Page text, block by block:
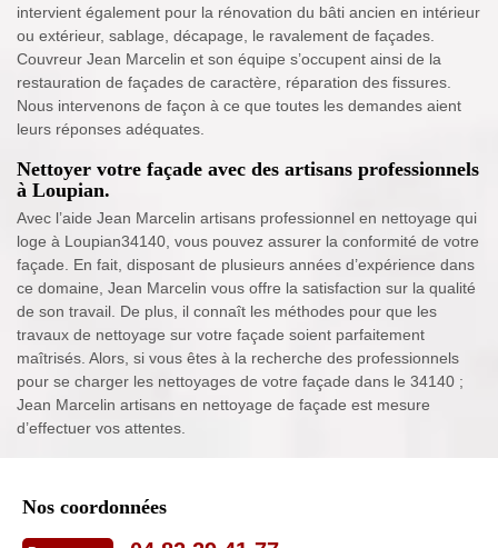
intervient également pour la rénovation du bâti ancien en intérieur
ou extérieur, sablage, décapage, le ravalement de façades.
Couvreur Jean Marcelin et son équipe s’occupent ainsi de la
restauration de façades de caractère, réparation des fissures.
Nous intervenons de façon à ce que toutes les demandes aient
leurs réponses adéquates.
Nettoyer votre façade avec des artisans professionnels
à Loupian.
Avec l’aide Jean Marcelin artisans professionnel en nettoyage qui
loge à Loupian34140, vous pouvez assurer la conformité de votre
façade. En fait, disposant de plusieurs années d’expérience dans
ce domaine, Jean Marcelin vous offre la satisfaction sur la qualité
de son travail. De plus, il connaît les méthodes pour que les
travaux de nettoyage sur votre façade soient parfaitement
maîtrisés. Alors, si vous êtes à la recherche des professionnels
pour se charger les nettoyages de votre façade dans le 34140 ;
Jean Marcelin artisans en nettoyage de façade est mesure
d’effectuer vos attentes.
Nos coordonnées